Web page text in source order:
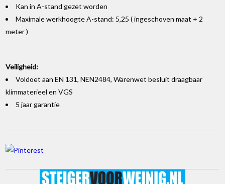
Kan in A-stand gezet worden
Maximale werkhoogte A-stand: 5,25 ( ingeschoven maat + 2
meter )
Veiligheid:
Voldoet aan EN 131, NEN2484, Warenwet besluit draagbaar
klimmaterieel en VGS
5 jaar garantie